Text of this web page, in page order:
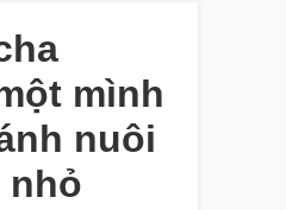
mình
nuôi
nhỏ